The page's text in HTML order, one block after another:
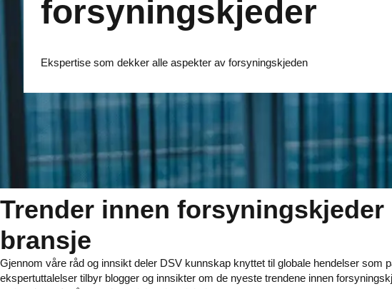
forsyningskjeder
Ekspertise som dekker alle aspekter av forsyningskjeden
Trender innen
bransje
Gjennom våre råd og innsikt deler DSV kunnskap knyttet til globale hendelser som
ekspertuttalelser tilbyr blogger og innsikter om de nyeste trendene innen